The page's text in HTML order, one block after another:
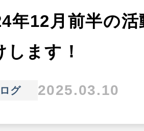
年12月前半の
します！
グ 2025.03.10